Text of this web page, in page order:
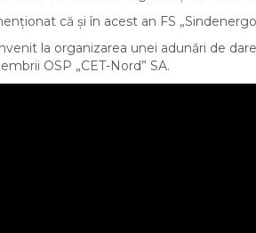
că și în acest an FS
la organizarea unei adunări de
OSP „CET-Nord” SA.